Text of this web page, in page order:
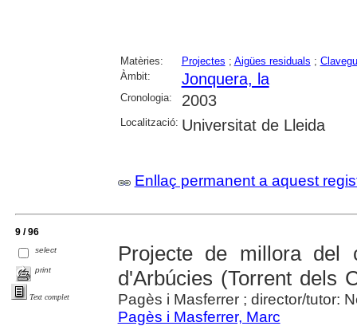
Matèries: Projectes ; Aigües residuals ;
Àmbit:
Jonquera, la
Cronologia: 2003
Localització: Universitat de Lleida
Enllaç permanent a aquest
9 / 96
select
print
Text complet
Projecte de millora del
d'Arbúcies (Torrent dels
Pagès i Masferrer ; director/tutor:
Pagès i Masferrer, Marc